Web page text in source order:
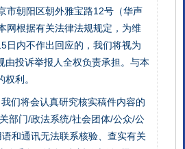
市朝阳区朝外雅宝路12号（华声
网根据有关法律法规规定，为维
日内不作出回应的，我们将视为
投诉举报人全权负责承担。与本
利。
们将会认真研究核实稿件内容的
部门/政法系统/社会团体/公众/公
和通讯无法联系核验、查实有关